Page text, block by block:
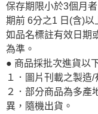
保存期限小於3個月
期前 6分之1 日(含)以
如品名標註有效日期
為準。
● 商品採批次進貨以
１．圖片刊載之製造/
２．部分商品為多產
異，隨機出貨。